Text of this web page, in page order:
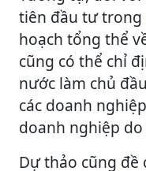
tiên đầu tư trong
hoạch tổng thể
cũng có thể chỉ
nước làm chủ
các doanh
doanh nghiệp
Dự thảo cũng đề